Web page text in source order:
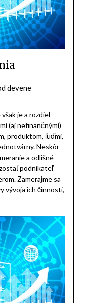
devene
je a rozdiel
(aj nefinančnými)
produktom, ľuďmi,
Neskôr
a odlišné
podnikateľ
Zamerajme sa
vývoja ich činnosti,